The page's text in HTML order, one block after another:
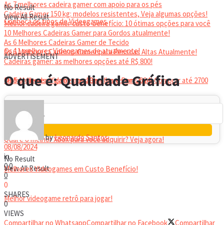
As 7 melhores cadeira gamer com apoio para os pés
Cadeira Gamer 150 kg: modelos resistentes, Veja algumas opções!
Melhor cadeira gamer custo-benefício: 10 ótimas opções para você
10 Melhores Cadeiras Gamer para Gordos atualmente!
As 6 Melhores Cadeiras Gamer de Tecido
As 6 Melhores Cadeiras Gamer para Pessoas Altas Atualmente!
Cadeiras gamer: as melhores opções até R$ 800!
Melhor headset gamer: os 10 melhores em 2024!
No Result
View All Result
Conheça os tipos de Videogames
Os 11 melhores Videogames de atualmente!
Os 5 Melhores Videogames Baratos e Bons para Comprar até 2700
Reais
Qual é o melhor Xbox para você adquirir? Veja agora!
Melhores Videogames em Custo Benefício!
Melhor videogame retrô para jogar!
No Result
View All Result
ADVERTISEMENT
O que é: Qualidade Gráfica
byLeonardo Santos
08/08/2024
in
00
0
0
SHARES
0
VIEWS
Compartilhar no WhatsappCompartilhar no Facebook
Compartilhar